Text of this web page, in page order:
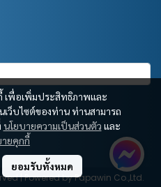
เพื่อเพิ่มประสิทธิภาพและ
ว็บไซต์ของท่าน ท่านสามารถ
นโยบายความเป็นส่วนตัว และ
ยคุกกี้
ยอมรับทั้งหมด
| Powered by Papawin Co.,Ltd.